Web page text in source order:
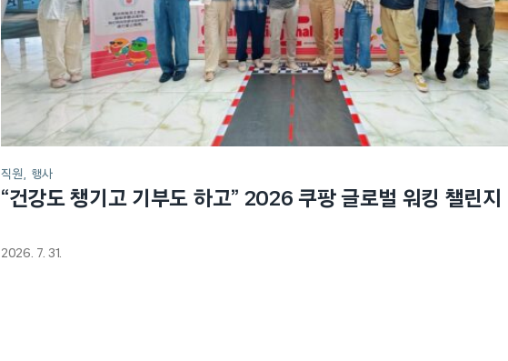
직원 행사
“건강도 챙기고 기부도 하고” 2026 쿠팡 글로벌 워킹 챌린지
2026. 7. 31.